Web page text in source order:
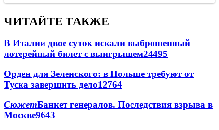
ЧИТАЙТЕ ТАКЖЕ
В Италии двое суток искали выброшенный
лотерейный билет с выигрышем24495
Орден для Зеленского: в Польше требуют от
Туска завершить дело12764
СюжетБанкет генералов. Последствия взрыва в
Москве9643